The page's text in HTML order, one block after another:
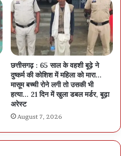
छत्तीसगढ़ : 65 साल के वहशी बूढ़े ने
दुष्कर्म की कोशिश में महिला को मारा…
मासूम बच्ची रोने लगी तो उसकी भी
हत्या… 21 दिन में खुला डबल मर्डर, बूढ़ा
अरेस्ट
August 7, 2026